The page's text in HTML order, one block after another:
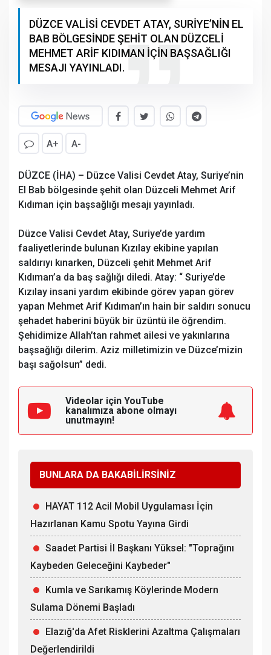
DÜZCE VALİSİ CEVDET ATAY, SURİYE’NİN EL
BAB BÖLGESİNDE ŞEHİT OLAN DÜZCELİ
MEHMET ARİF KIDIMAN İÇİN BAŞSAĞLIĞI
MESAJI YAYINLADI.
A+ A-
DÜZCE (İHA) – Düzce Valisi Cevdet Atay, Suriye’nin
El Bab bölgesinde şehit olan Düzceli Mehmet Arif
Kıdıman için başsağlığı mesajı yayınladı.
Düzce Valisi Cevdet Atay, Suriye’de yardım
faaliyetlerinde bulunan Kızılay ekibine yapılan
saldırıyı kınarken, Düzceli şehit Mehmet Arif
Kıdıman’a da baş sağlığı diledi. Atay: “ Suriye’de
Kızılay insani yardım ekibinde görev yapan görev
yapan Mehmet Arif Kıdıman’ın hain bir saldırı sonucu
şehadet haberini büyük bir üzüntü ile öğrendim.
Şehidimize Allah’tan rahmet ailesi ve yakınlarına
başsağlığı dilerim. Aziz milletimizin ve Düzce’mizin
başı sağolsun” dedi.
Videolar için YouTube
kanalımıza abone olmayı
unutmayın!
BUNLARA DA BAKABİLİRSİNİZ
HAYAT 112 Acil Mobil Uygulaması İçin
Hazırlanan Kamu Spotu Yayına Girdi
Saadet Partisi İl Başkanı Yüksel: "Toprağını
Kaybeden Geleceğini Kaybeder"
Kumla ve Sarıkamış Köylerinde Modern
Sulama Dönemi Başladı
Elazığ'da Afet Risklerini Azaltma Çalışmaları
Değerlendirildi